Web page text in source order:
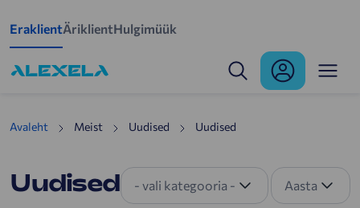
EraklientÄriklientHulgimüük
Avaleht Meist Uudised Uudised
Uudised - vali kategooria - Aasta